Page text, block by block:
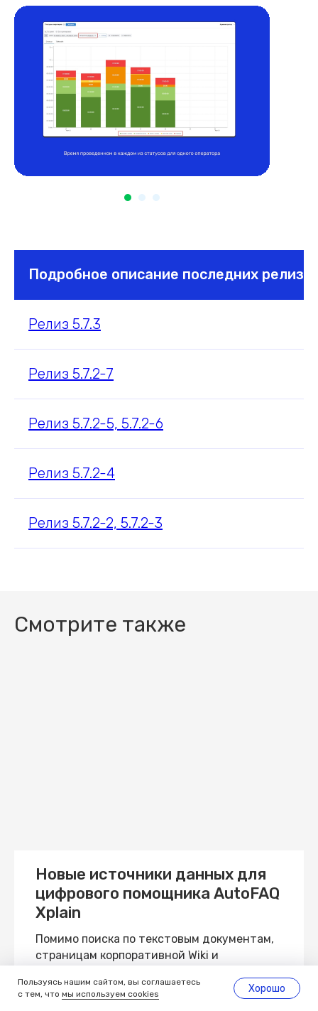
Подробное описание последних
Релиз 5.7.3
Релиз 5.7.2-7
Релиз 5.7.2-5, 5.7.2-6
Релиз 5.7.2-4
Релиз 5.7.2-2, 5.7.2-3
Смотрите также
Новые источники данных для
цифрового помощника AutoFAQ
Xplain
Помимо поиска по текстовым документам,
страницам корпоративной Wiki и
может работать с такими файлами, как
Excel, отсканированные документы в pdf, а
Пользуясь нашим сайтом, вы соглашаетесь
с тем, что мы используем cookies Хорошо